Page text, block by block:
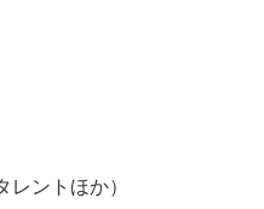
レントほか）